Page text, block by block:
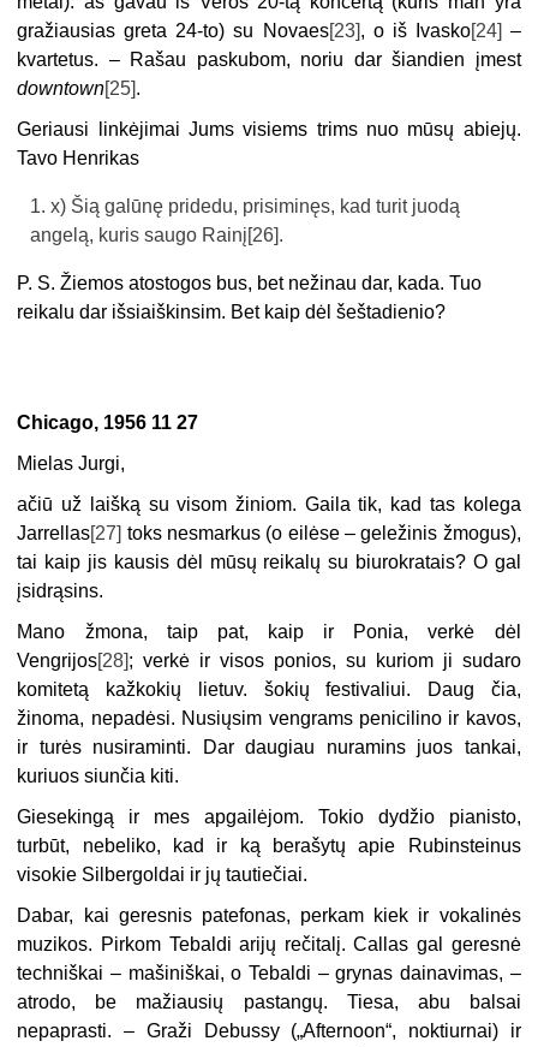
gražiausias greta 24-to) su Novaes[23], o iš Ivasko[24] –
kvartetus. – Rašau paskubom, noriu dar šiandien įmest
downtown[25].
Geriausi linkėjimai Jums visiems trims nuo mūsų abiejų.
Tavo Henrikas
x) Šią galūnę pridedu, prisiminęs, kad turit juodą
angelą, kuris saugo Rainį[26].
P. S. Žiemos atostogos bus, bet nežinau dar, kada. Tuo
reikalu dar išsiaiškinsim. Bet kaip dėl šeštadienio?
Chicago, 1956 11 27
Mielas Jurgi,
ačiū už laišką su visom žiniom. Gaila tik, kad tas kolega
Jarrellas[27] toks nesmarkus (o eilėse – geležinis žmogus),
tai kaip jis kausis dėl mūsų reikalų su biurokratais? O gal
įsidrąsins.
Mano žmona, taip pat, kaip ir Ponia, verkė dėl
Vengrijos[28]; verkė ir visos ponios, su kuriom ji sudaro
komitetą kažkokių lietuv. šokių festivaliui. Daug čia,
žinoma, nepadėsi. Nusiųsim vengrams penicilino ir kavos,
ir turės nusiraminti. Dar daugiau nuramins juos tankai,
kuriuos siunčia kiti.
Giesekingą ir mes apgailėjom. Tokio dydžio pianisto,
turbūt, nebeliko, kad ir ką berašytų apie Rubinsteinus
visokie Silbergoldai ir jų tautiečiai.
Dabar, kai geresnis patefonas, perkam kiek ir vokalinės
muzikos. Pirkom Tebaldi arijų rečitalį. Callas gal geresnė
techniškai – mašiniškai, o Tebaldi – grynas dainavimas, –
atrodo, be mažiausių pastangų. Tiesa, abu balsai
nepaprasti. – Graži Debussy („Afternoon“, noktiurnai) ir